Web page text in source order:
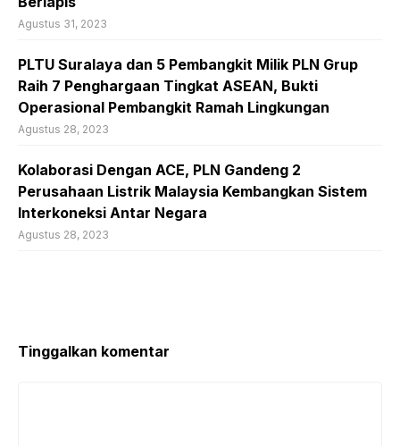
Agustus 31, 2023
PLTU Suralaya dan 5 Pembangkit Milik PLN Grup
Raih 7 Penghargaan Tingkat ASEAN, Bukti
Operasional Pembangkit Ramah Lingkungan
Agustus 28, 2023
Kolaborasi Dengan ACE, PLN Gandeng 2
Perusahaan Listrik Malaysia Kembangkan Sistem
Interkoneksi Antar Negara
Agustus 28, 2023
Tinggalkan komentar